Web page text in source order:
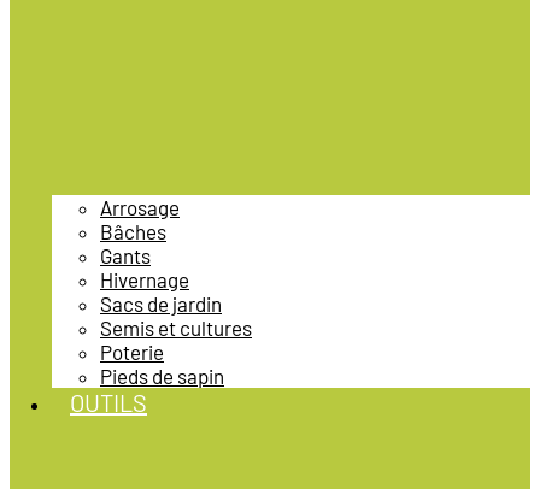
Arrosage
Bâches
Gants
Hivernage
Sacs de jardin
Semis et cultures
Poterie
Pieds de sapin
OUTILS